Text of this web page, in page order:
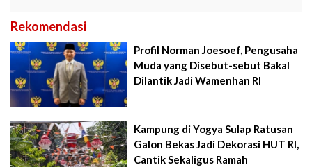
Rekomendasi
Profil Norman Joesoef, Pengusaha
Muda yang Disebut-sebut Bakal
Dilantik Jadi Wamenhan RI
Kampung di Yogya Sulap Ratusan
Galon Bekas Jadi Dekorasi HUT RI,
Cantik Sekaligus Ramah